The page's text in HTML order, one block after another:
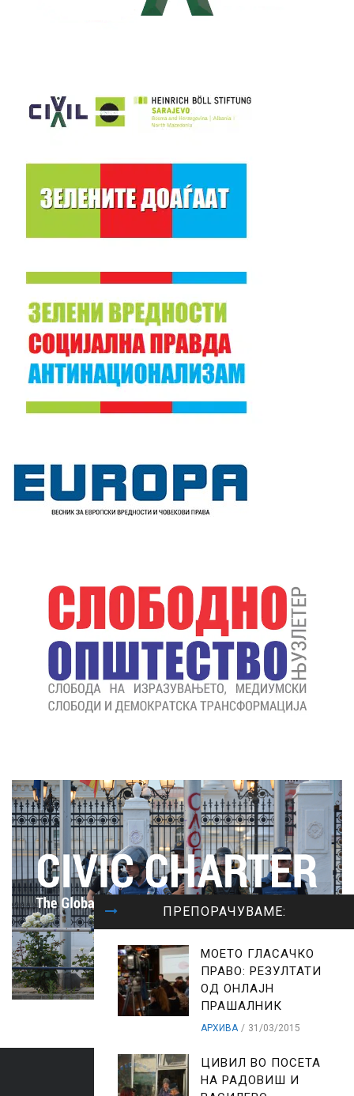
ПРЕПОРАЧУВАМЕ:
МОЕТО ГЛАСАЧКО
ПРАВО: РЕЗУЛТАТИ
ОД ОНЛАЈН
ПРАШАЛНИК
АРХИВА 31/03/2015
ЦИВИЛ ВО ПОСЕТА
НА РАДОВИШ И
ARCHIVES